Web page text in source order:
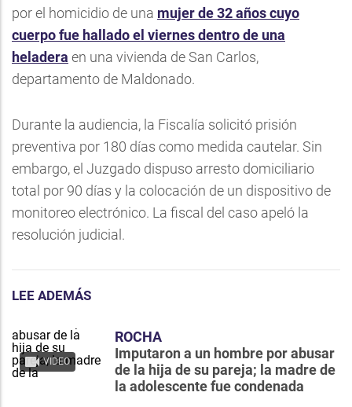
por el homicidio de una mujer de 32 años cuyo
cuerpo fue hallado el viernes dentro de una
heladera en una vivienda de San Carlos,
departamento de Maldonado.
Durante la audiencia, la Fiscalía solicitó prisión
preventiva por 180 días como medida cautelar. Sin
embargo, el Juzgado dispuso arresto domiciliario
total por 90 días y la colocación de un dispositivo de
monitoreo electrónico. La fiscal del caso apeló la
resolución judicial.
LEE ADEMÁS
VIDEO
ROCHA
Imputaron a un hombre por abusar
de la hija de su pareja; la madre de
la adolescente fue condenada